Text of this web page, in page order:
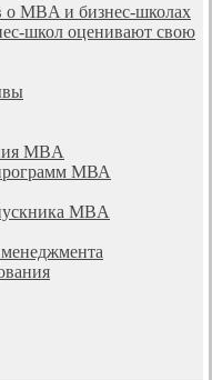
MBA и бизнес-школах
школ оценивают свою
MBA
МВА
MBA